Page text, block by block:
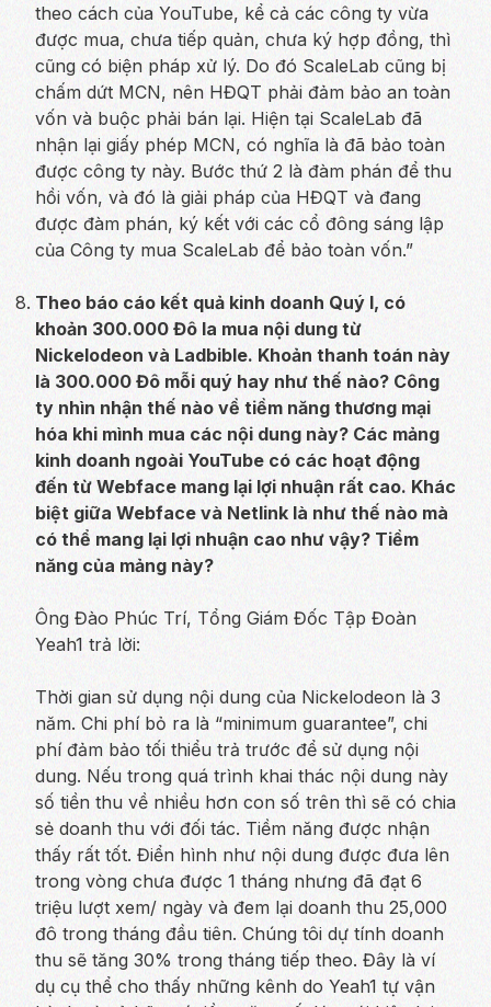
theo cách của YouTube, kể cả các công ty vừa
được mua, chưa tiếp quản, chưa ký hợp đồng, thì
cũng có biện pháp xử lý. Do đó ScaleLab cũng bị
chấm dứt MCN, nên HĐQT phải đảm bảo an toàn
vốn và buộc phải bán lại. Hiện tại ScaleLab đã
nhận lại giấy phép MCN, có nghĩa là đã bảo toàn
được công ty này. Bước thứ 2 là đàm phán để thu
hồi vốn, và đó là giải pháp của HĐQT và đang
được đàm phán, ký kết với các cổ đông sáng lập
của Công ty mua ScaleLab để bảo toàn vốn.”
Theo báo cáo kết quả kinh doanh Quý I, có
khoản 300.000 Đô la mua nội dung từ
Nickelodeon và Ladbible. Khoản thanh toán này
là 300.000 Đô mỗi quý hay như thế nào? Công
ty nhìn nhận thế nào về tiềm năng thương mại
hóa khi mình mua các nội dung này? Các mảng
kinh doanh ngoài YouTube có các hoạt động
đến từ Webface mang lại lợi nhuận rất cao. Khác
biệt giữa Webface và Netlink là như thế nào mà
có thể mang lại lợi nhuận cao như vậy? Tiềm
năng của mảng này?
Ông Đào Phúc Trí, Tổng Giám Đốc Tập Đoàn
Yeah1 trả lời:
Thời gian sử dụng nội dung của Nickelodeon là 3
năm. Chi phí bỏ ra là “minimum guarantee”, chi
phí đảm bảo tối thiểu trả trước để sử dụng nội
dung. Nếu trong quá trình khai thác nội dung này
số tiền thu về nhiều hơn con số trên thì sẽ có chia
sẻ doanh thu với đối tác. Tiềm năng được nhận
thấy rất tốt. Điển hình như nội dung được đưa lên
trong vòng chưa được 1 tháng nhưng đã đạt 6
triệu lượt xem/ ngày và đem lại doanh thu 25,000
đô trong tháng đầu tiên. Chúng tôi dự tính doanh
thu sẽ tăng 30% trong tháng tiếp theo. Đây là ví
dụ cụ thể cho thấy những kênh do Yeah1 tự vận